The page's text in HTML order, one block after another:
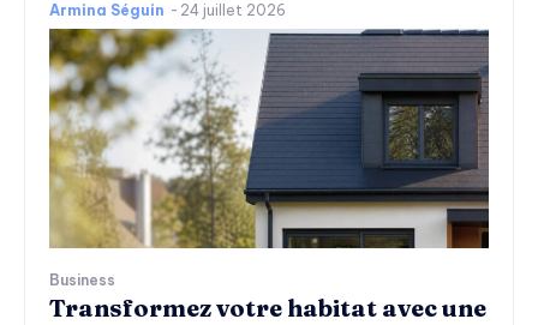
Armina Séguin - 24 juillet 2026
Business
Transformez votre habitat avec une